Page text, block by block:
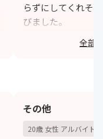
らずにしてくれそ
びました。
全部
その他
20歳 女性 アルバイト